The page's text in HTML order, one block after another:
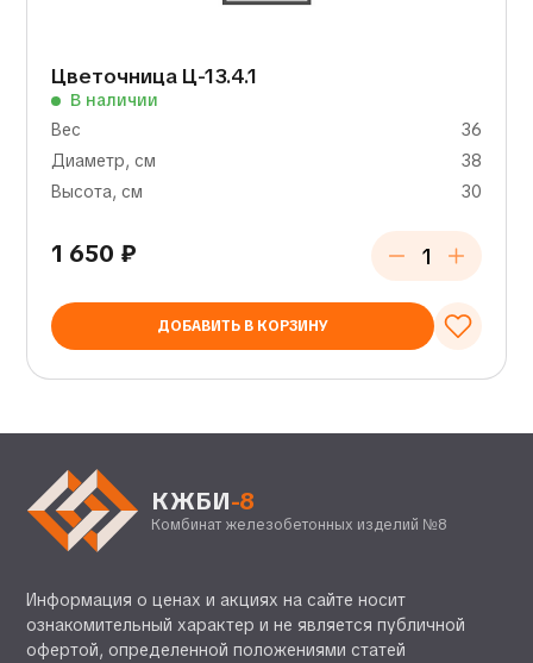
Цветочница Ц-13.4.1
В наличии
Вес
36
Диаметр, см
38
Высота, см
30
1 650 ₽
ДОБАВИТЬ В КОРЗИНУ
КЖБИ-8
Комбинат железобетонных изделий №8
Информация о ценах и акциях на сайте носит
ознакомительный характер и не является публичной
офертой, определенной положениями статей